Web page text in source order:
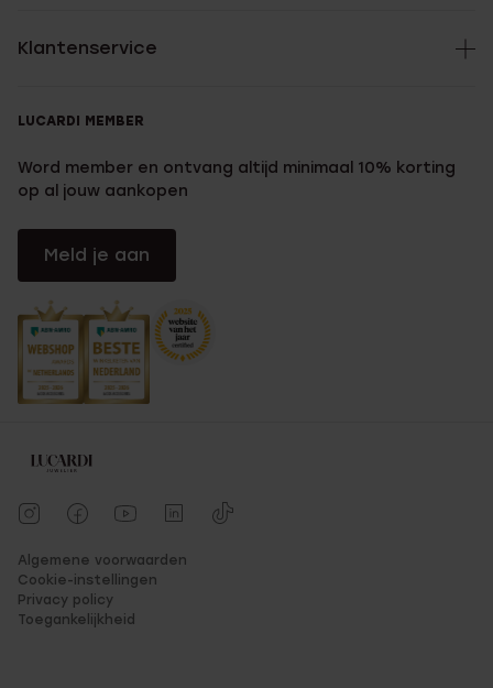
Klantenservice
LUCARDI MEMBER
Word member en ontvang altijd minimaal 10% korting
op al jouw aankopen
Meld je aan
Algemene voorwaarden
Cookie-instellingen
Privacy policy
Toegankelijkheid